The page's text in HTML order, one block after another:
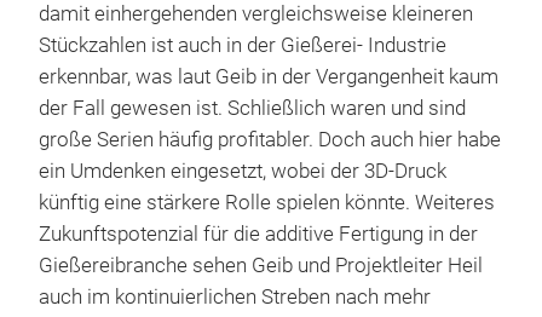
damit einhergehenden vergleichsweise kleineren
Stückzahlen ist auch in der Gießerei- Industrie
erkennbar, was laut Geib in der Vergangenheit kaum
der Fall gewesen ist. Schließlich waren und sind
große Serien häufig profitabler. Doch auch hier habe
ein Umdenken eingesetzt, wobei der 3D-Druck
künftig eine stärkere Rolle spielen könnte. Weiteres
Zukunftspotenzial für die additive Fertigung in der
Gießereibranche sehen Geib und Projektleiter Heil
auch im kontinuierlichen Streben nach mehr